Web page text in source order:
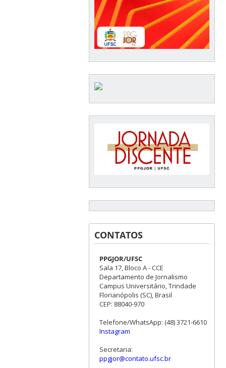
CONTATOS
PPGJOR/UFSC
Sala 17, Bloco A - CCE
Departamento de Jornalismo
Campus Universitário, Trindade
Florianópolis (SC), Brasil
CEP: 88040-970
Telefone/WhatsApp: (48) 3721-6610
Instagram
Secretaria:
ppgjor@contato.ufsc.br